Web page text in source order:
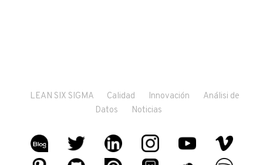
LEAN SIX SIGMA Calidad Innovación
Análisi de
Datos
Noticias